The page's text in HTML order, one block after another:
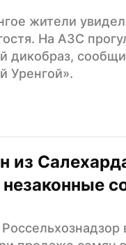
жители
На АЗС
дикобраз,
Уренгой».
из